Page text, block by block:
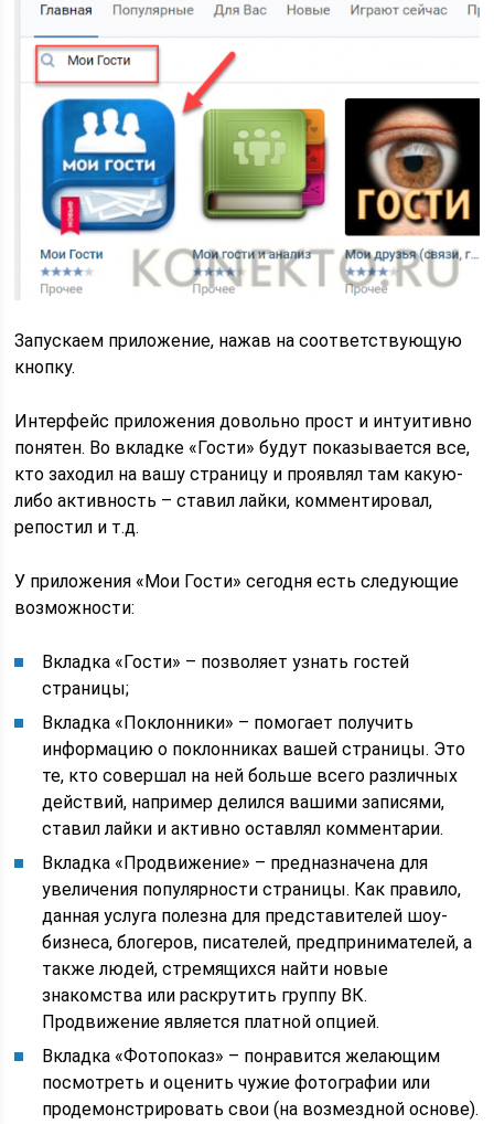
Запускаем приложение, нажав на соответствующую
кнопку.
Интерфейс приложения довольно прост и интуитивно
понятен. Во вкладке «Гости» будут показывается все,
кто заходил на вашу страницу и проявлял там какую-
либо активность – ставил лайки, комментировал,
репостил и т.д.
У приложения «Мои Гости» сегодня есть следующие
возможности:
Вкладка «Гости» – позволяет узнать гостей
страницы;
Вкладка «Поклонники» – помогает получить
информацию о поклонниках вашей страницы. Это
те, кто совершал на ней больше всего различных
действий, например делился вашими записями,
ставил лайки и активно оставлял комментарии.
Вкладка «Продвижение» – предназначена для
увеличения популярности страницы. Как правило,
данная услуга полезна для представителей шоу-
бизнеса, блогеров, писателей, предпринимателей, а
также людей, стремящихся найти новые
знакомства или раскрутить группу ВК.
Продвижение является платной опцией.
Вкладка «Фотопоказ» – понравится желающим
посмотреть и оценить чужие фотографии или
продемонстрировать свои (на возмездной основе).